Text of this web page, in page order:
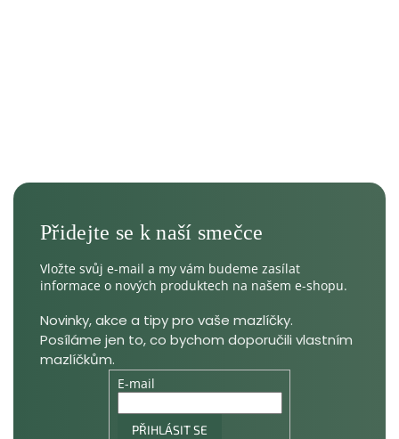
Vložte svůj e-mail a my vám budeme zasílat
informace o nových produktech na našem e-shopu.
E-mail
PŘIHLÁSIT SE